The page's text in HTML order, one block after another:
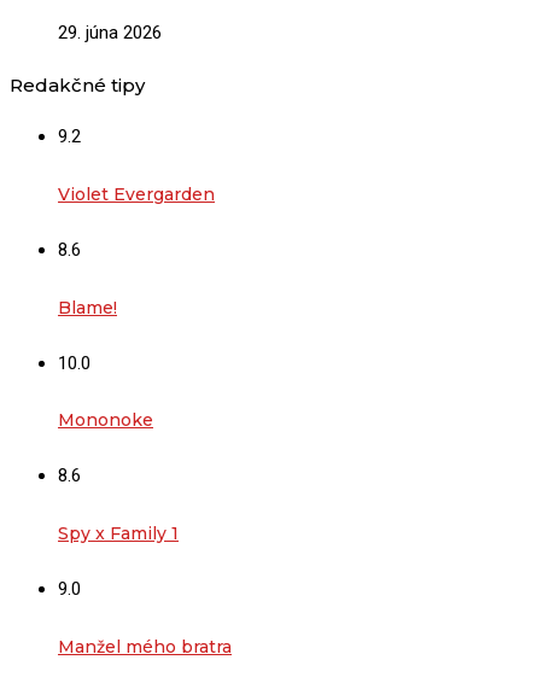
29. júna 2026
Redakčné tipy
9.2
Violet Evergarden
8.6
Blame!
10.0
Mononoke
8.6
Spy x Family 1
9.0
Manžel mého bratra